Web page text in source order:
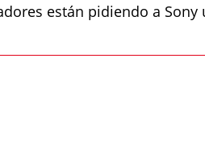
están pidiendo a